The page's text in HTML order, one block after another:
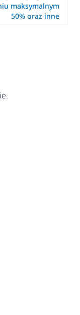
maksymalnym
50% oraz inne